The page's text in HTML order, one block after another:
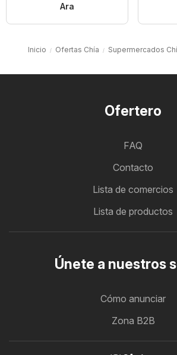
Ara
Inicio Ofertas Chía Supermercados
Ofertero
FAQ
Contacto
Lista de comercios
Lista de productos
Únete a nuestros
Cómo anunciar
Zona B2B